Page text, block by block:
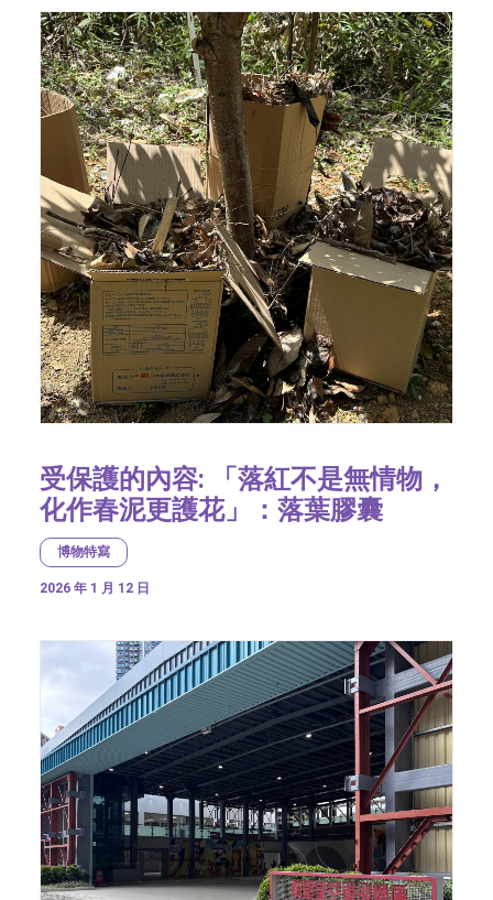
受保護的內容: 「落紅不是無情物，
化作春泥更護花」：落葉膠囊
博物特寫
2026 年 1 月 12 日